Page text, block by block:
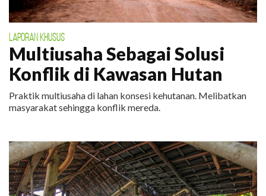
LAPORAN KHUSUS
Multiusaha Sebagai Solusi
Konflik di Kawasan Hutan
Praktik multiusaha di lahan konsesi kehutanan. Melibatkan
masyarakat sehingga konflik mereda.